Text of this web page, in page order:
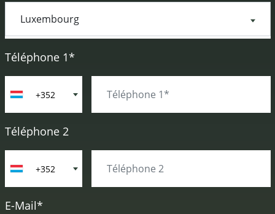
Téléphone 1*
+352
Téléphone 2
+352
E-Mail*